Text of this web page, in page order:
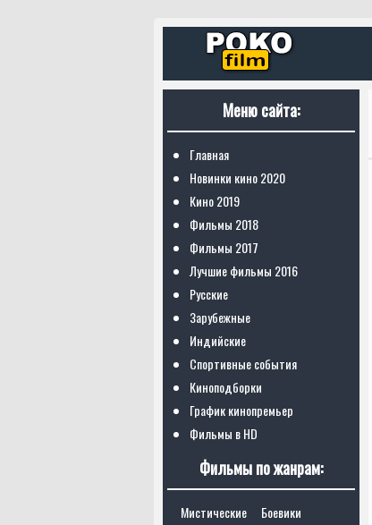
Меню сайта:
Главная
Новинки кино 2020
Кино 2019
Фильмы 2018
Фильмы 2017
Лучшие фильмы 2016
Русские
Зарубежные
Индийские
Спортивные события
Киноподборки
График кинопремьер
Фильмы в HD
Фильмы по жанрам:
Мистические
Боевики